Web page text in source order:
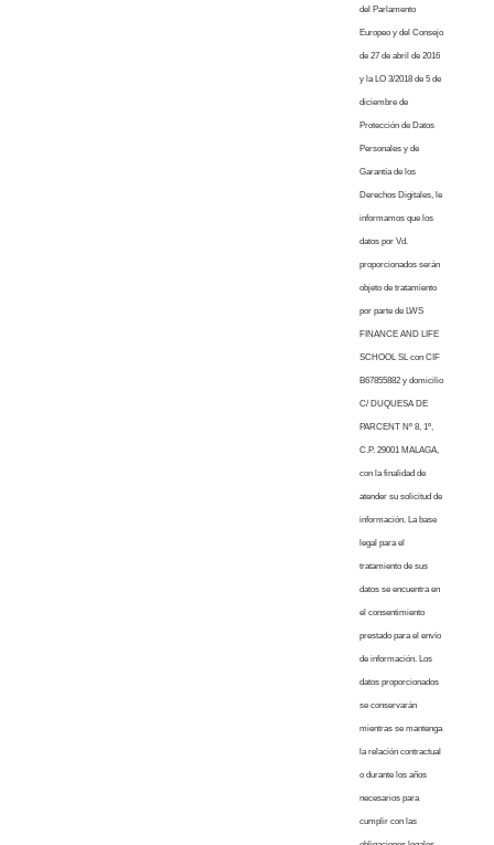
del Parlamento
Europeo y del Consejo
de 27 de abril de 2016
y la LO 3/2018 de 5 de
diciembre de
Protección de Datos
Personales y de
Garantía de los
Derechos Digitales, le
informamos que los
datos por Vd.
proporcionados serán
objeto de tratamiento
por parte de LWS
FINANCE AND LIFE
SCHOOL SL con CIF
B67855882 y domicilio
C/ DUQUESA DE
PARCENT Nº 8, 1º,
C.P. 29001 MALAGA,
con la finalidad de
atender su solicitud de
información. La base
legal para el
tratamiento de sus
datos se encuentra en
el consentimiento
prestado para el envío
de información. Los
datos proporcionados
se conservarán
mientras se mantenga
la relación contractual
o durante los años
necesarios para
cumplir con las